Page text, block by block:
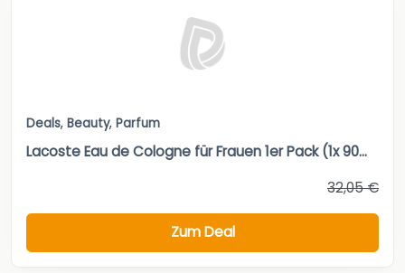
Deals, Beauty, Parfum
Lacoste Eau de Cologne für Frauen 1er Pack (1x 90...
32,05 €
Zum Deal